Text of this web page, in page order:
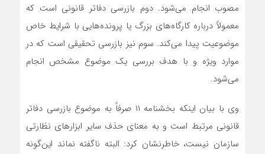
مصوب انجام می‌شود. دوم بازرسی دفاتر قانونی است که
معمولاً درباره کارگاه‌های بزرگ یا پرونده‌هایی با شرایط خاص
موضوعیت پیدا می‌کند. سوم نیز بازرسی تحقیقی است که در
موارد ویژه و با هدف بررسی یک موضوع مشخص انجام
می‌شود.
وی با بیان اینکه بخشنامه ۱۱ صرفاً به موضوع بازرسی دفاتر
قانونی مرتبط است و به معنای حذف سایر ابزارهای نظارتی
سازمان نیست، خاطرنشان کرد: البته ناگفته نماند این‌گونه